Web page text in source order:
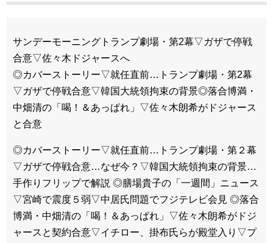
サンデーモーニングトランプ劇場・第2幕▽ガザで停戦
合意▽佐々木ドジャースへ
◎カバーストーリー▽就任直前…トランプ劇場・第2幕
▽ガザで停戦合意▽韓国大統領拘束の背景◎落合博満・
中畑清の「喝！＆あっぱれ」▽佐々木朗希がドジャース
と合意
◎カバーストーリー▽就任直前…トランプ劇場・第２幕
▽ガザで停戦合意…なぜ今？▽韓国大統領拘束の背景…
手作りフリップで解説 ◎膳場貴子の「一週間」ニュース
▽宮崎で震度５弱▽中居氏問題でフジテレビ会見 ◎落合
博満・中畑清の「喝！＆あっぱれ」▽佐々木朗希がドジ
ャースと契約合意▽イチロー、掛布氏らが殿堂入り▽プ